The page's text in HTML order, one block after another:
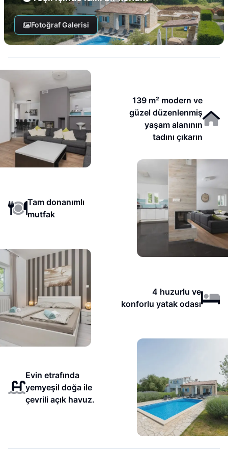
Fotoğraf Galerisi
139 m² modern ve
güzel düzenlenmiş
yaşam alanının
tadını çıkarın
Tam donanımlı
mutfak
4 huzurlu ve
konforlu yatak odası
Evin etrafında
yemyeşil doğa ile
çevrili açık havuz.